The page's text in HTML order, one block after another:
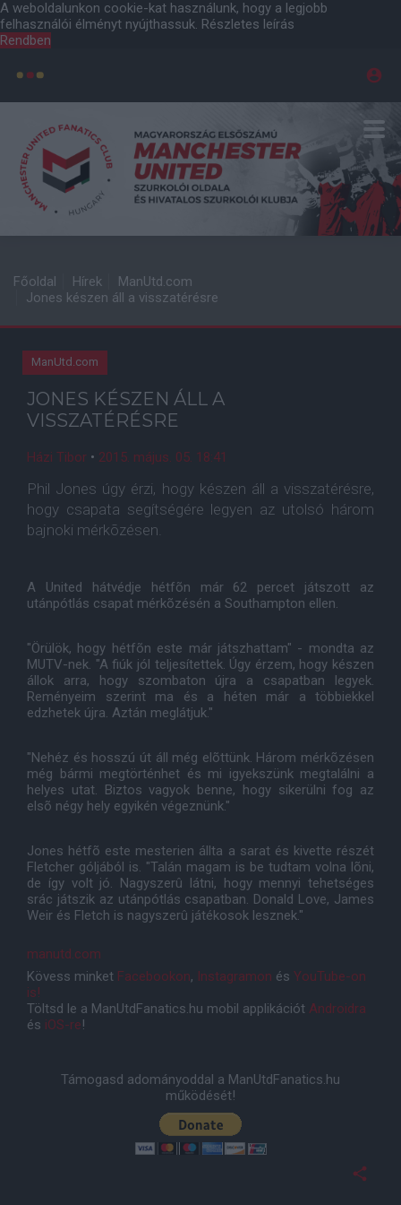
A weboldalunkon cookie-kat használunk, hogy a legjobb
felhasználói élményt nyújthassuk. Részletes leírás
Rendben
Főoldal Hírek
ManUtd.com
Jones készen áll a visszatérésre
ManUtd.com
JONES KÉSZEN ÁLL A
VISSZATÉRÉSRE
Házi Tibor • 2015. május. 05. 18:41
Phil Jones úgy érzi, hogy készen áll a visszatérésre,
hogy csapata segítségére legyen az utolsó három
bajnoki mérkõzésen.
A United hátvédje hétfõn már 62 percet játszott az
utánpótlás csapat mérkõzésén a Southampton ellen.
"Örülök, hogy hétfõn este már játszhattam" - mondta az
MUTV-nek. "A fiúk jól teljesítettek. Úgy érzem, hogy készen
állok arra, hogy szombaton újra a csapatban legyek.
Reményeim szerint ma és a héten már a többiekkel
edzhetek újra. Aztán meglátjuk."
"Nehéz és hosszú út áll még elõttünk. Három mérkõzésen
még bármi megtörténhet és mi igyekszünk megtalálni a
helyes utat. Biztos vagyok benne, hogy sikerülni fog az
elsõ négy hely egyikén végeznünk."
Jones hétfõ este mesterien állta a sarat és kivette részét
Fletcher góljából is. "Talán magam is be tudtam volna lõni,
de így volt jó. Nagyszerû látni, hogy mennyi tehetséges
srác játszik az utánpótlás csapatban. Donald Love, James
Weir és Fletch is nagyszerû játékosok lesznek."
manutd.com
Kövess minket Facebookon, Instagramon és YouTube-on
is!
Töltsd le a ManUtdFanatics.hu mobil applikációt Androidra
és iOS-re!
Támogasd adományoddal a ManUtdFanatics.hu
működését!